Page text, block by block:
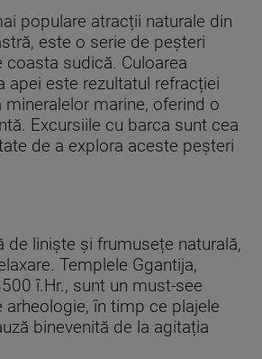
populare atracții naturale din
este o serie de peșteri
coasta sudică. Culoarea
apei este rezultatul refracției
mineralelor marine, oferind o
Excursiile cu barca sunt cea
de a explora aceste peșteri
de liniște și frumusețe naturală,
Templele Ggantija,
î.Hr., sunt un must-see
arheologie, în timp ce plajele
binevenită de la agitația